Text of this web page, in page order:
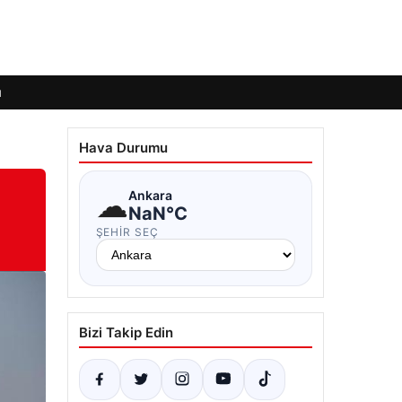
Hava Durumu
☁Ankara
NaN°C
ŞEHIR SEÇ
Bizi Takip Edin